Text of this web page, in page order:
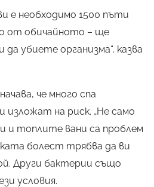
е необходимо 1500 пъти
от обичайното – ще
убиете организма“, казва
че много спа
изложат на риск. „Не само
и топлите вани са проблем
болест трябва да ви
Други бактерии също
условия.